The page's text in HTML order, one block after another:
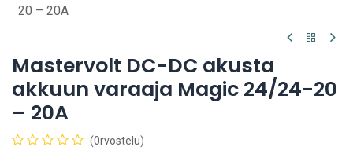
20 – 20A
Mastervolt DC-DC akusta
akkuun varaaja Magic 24/24-20
– 20A
(0rvostelu)